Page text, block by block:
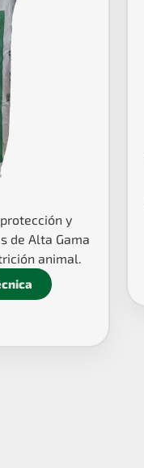
y
de Alta Gama
animal.